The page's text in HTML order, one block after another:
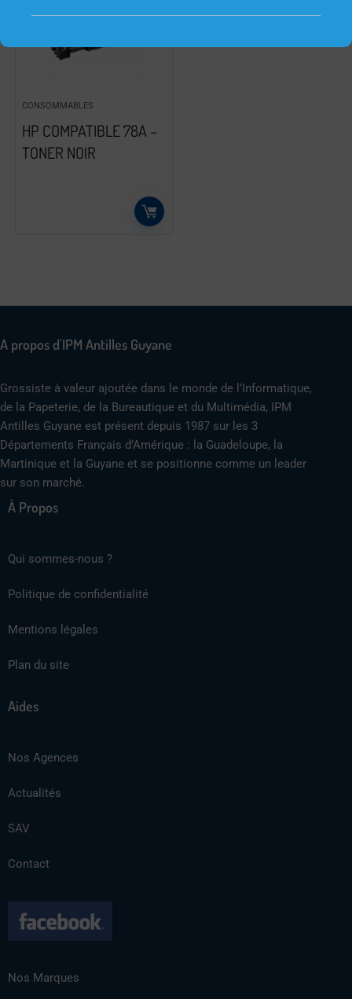
CONSOMMABLES
HP COMPATIBLE 78A –
TONER NOIR
A propos d'IPM Antilles Guyane
Grossiste à valeur ajoutée dans le monde de l’Informatique,
de la Papeterie, de la Bureautique et du Multimédia, IPM
Antilles Guyane est présent depuis 1987 sur les 3
Départements Français d’Amérique : la Guadeloupe, la
Martinique et la Guyane et se positionne comme un leader
sur son marché.
À Propos
Qui sommes-nous ?
Politique de confidentialité
Mentions légales
Plan du site
Aides
Nos Agences
Actualités
SAV
Contact
Nos Marques